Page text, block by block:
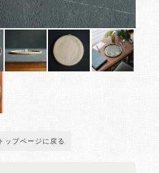
トップページに戻る